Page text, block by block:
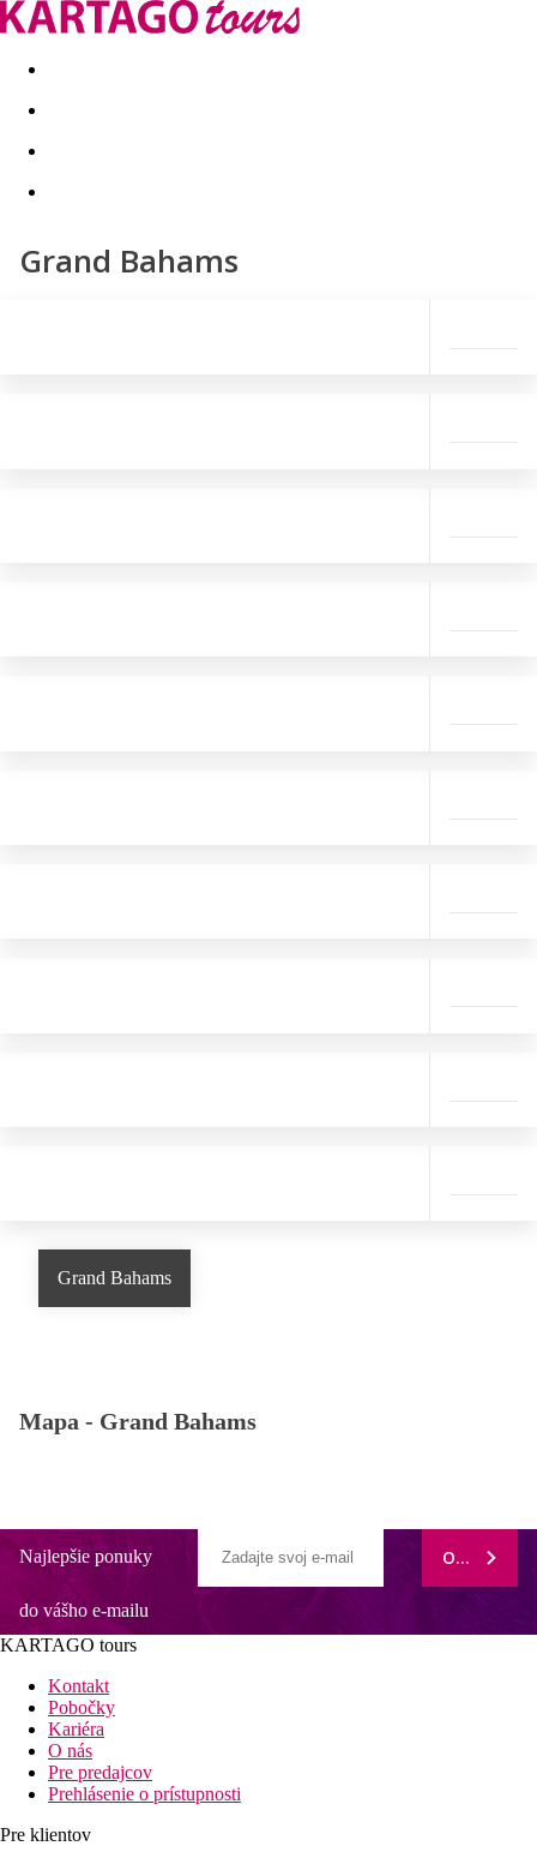
Last minute Dovolenkové kluby
Grand Bahams
Grand Bahams
Mapa - Grand Bahams
Najlepšie ponuky
do vášho e-mailu
ODOBERAŤ
KARTAGO tours
Kontakt
Pobočky
Kariéra
O nás
Pre predajcov
Prehlásenie o prístupnosti
Pre klientov